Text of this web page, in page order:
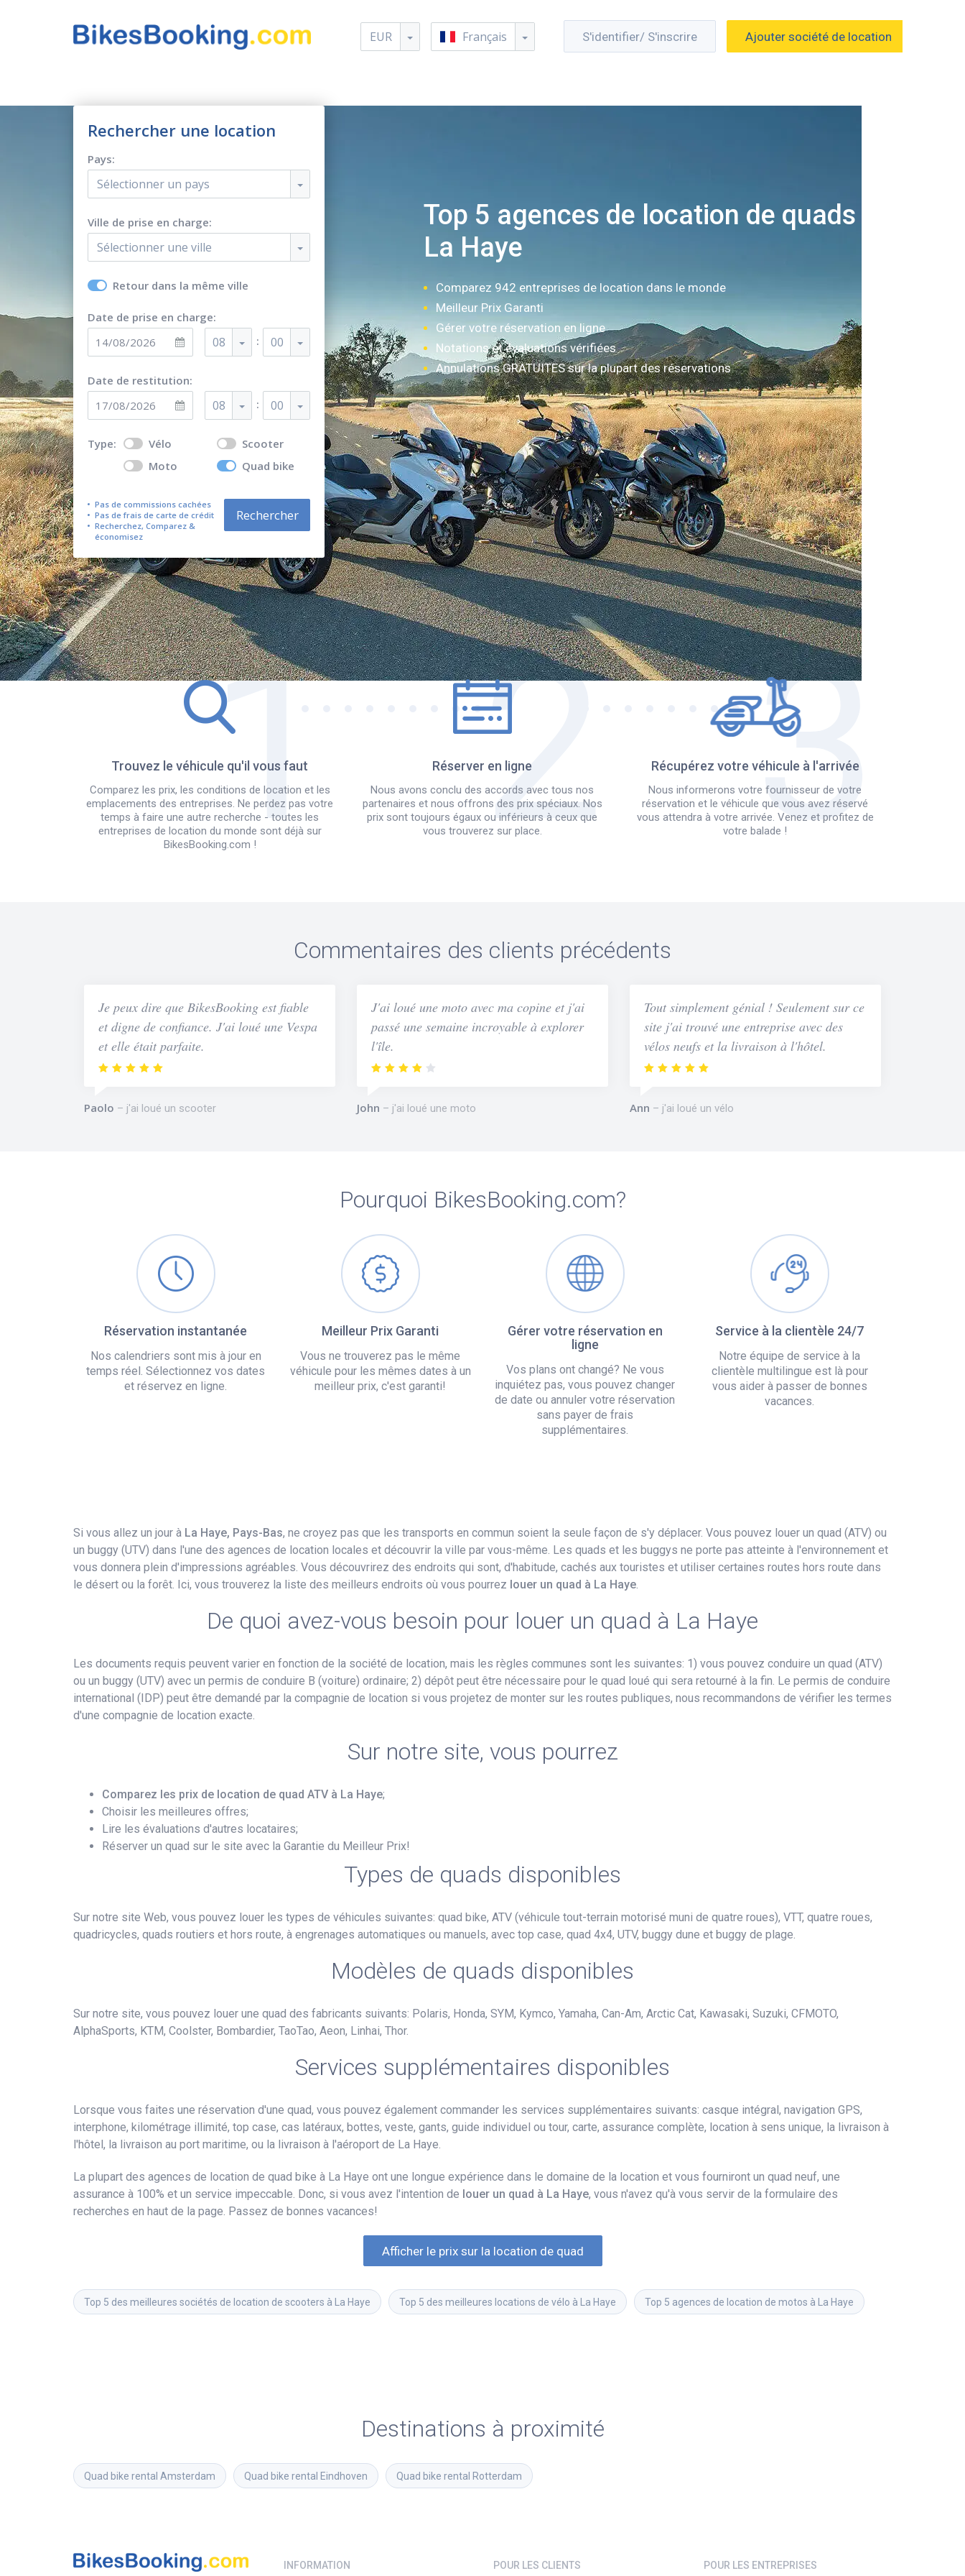
EUR Français S'identifier/ S'inscrire Ajouter société de location
Rechercher une location
Pays:
Sélectionner un pays
Ville de prise en charge:
Sélectionner une ville
Retour dans la même ville
Date de prise en charge:
08 : 00
Date de restitution:
08 : 00
Type: Vélo
Scooter
Moto
Quad bike
Pas de commissions cachées
Pas de frais de carte de crédit
Recherchez, Comparez &
économisez
Rechercher
Top 5 agences de location de quads à
La Haye
Comparez 942 entreprises de location dans le monde
Meilleur Prix Garanti
Gérer votre réservation en ligne
Notations et évaluations vérifiées
Annulations GRATUITES sur la plupart des réservations
Comment ça marche?
Trouvez le véhicule qu'il vous faut
Comparez les prix, les conditions de location et les
emplacements des entreprises. Ne perdez pas votre
temps à faire une autre recherche - toutes les
entreprises de location du monde sont déjà sur
BikesBooking.com !
Réserver en ligne
Nous avons conclu des accords avec tous nos
partenaires et nous offrons des prix spéciaux. Nos
prix sont toujours égaux ou inférieurs à ceux que
vous trouverez sur place.
Récupérez votre véhicule à l'arrivée
Nous informerons votre fournisseur de votre
réservation et le véhicule que vous avez réservé
vous attendra à votre arrivée. Venez et profitez de
votre balade !
Commentaires des clients précédents
Je peux dire que BikesBooking est fiable
et digne de confiance. J'ai loué une Vespa
et elle était parfaite.
Paolo j'ai loué un scooter
J'ai loué une moto avec ma copine et j'ai
passé une semaine incroyable à explorer
l'île.
John j'ai loué une moto
Tout simplement génial ! Seulement sur ce
site j'ai trouvé une entreprise avec des
vélos neufs et la livraison à l'hôtel.
Ann j'ai loué un vélo
Pourquoi BikesBooking.com?
Réservation instantanée
Nos calendriers sont mis à jour en
temps réel. Sélectionnez vos dates
et réservez en ligne.
Meilleur Prix Garanti
Vous ne trouverez pas le même
véhicule pour les mêmes dates à un
meilleur prix, c'est garanti!
Gérer votre réservation en
ligne
Vos plans ont changé? Ne vous
inquiétez pas, vous pouvez changer
de date ou annuler votre réservation
sans payer de frais
supplémentaires.
Service à la clientèle 24/7
Notre équipe de service à la
clientèle multilingue est là pour
vous aider à passer de bonnes
vacances.
Si vous allez un jour à La Haye, Pays-Bas, ne croyez pas que les transports en commun soient la seule façon de s'y déplacer. Vous pouvez louer un quad (ATV) ou
un buggy (UTV) dans l'une des agences de location locales et découvrir la ville par vous-même. Les quads et les buggys ne porte pas atteinte à l'environnement et
vous donnera plein d'impressions agréables. Vous découvrirez des endroits qui sont, d'habitude, cachés aux touristes et utiliser certaines routes hors route dans
le désert ou la forêt. Ici, vous trouverez la liste des meilleurs endroits où vous pourrez louer un quad à La Haye
De quoi avez-vous besoin pour louer un quad à La Haye
Les documents requis peuvent varier en fonction de la société de location, mais les règles communes sont les suivantes: 1) vous pouvez conduire un quad (ATV)
ou un buggy (UTV) avec un permis de conduire B (voiture) ordinaire; 2) dépôt peut être nécessaire pour le quad loué qui sera retourné à la fin. Le permis de conduire
international (IDP) peut être demandé par la compagnie de location si vous projetez de monter sur les routes publiques, nous recommandons de vérifier les termes
d'une compagnie de location exacte.
Sur notre site, vous pourrez
Comparez les prix de location de quad ATV à La Haye;
Choisir les meilleures offres;
Lire les évaluations d'autres locataires;
Réserver un quad sur le site avec la Garantie du Meilleur Prix!
Types de quads disponibles
Sur notre site Web, vous pouvez louer les types de véhicules suivantes: quad bike, ATV (véhicule tout-terrain motorisé muni de quatre roues), VTT, quatre roues,
quadricycles, quads routiers et hors route, à engrenages automatiques ou manuels, avec top case, quad 4x4, UTV, buggy dune et buggy de plage.
Modèles de quads disponibles
Sur notre site, vous pouvez louer une quad des fabricants suivants: Polaris, Honda, SYM, Kymco, Yamaha, Can-Am, Arctic Cat, Kawasaki, Suzuki, CFMOTO,
AlphaSports, KTM, Coolster, Bombardier, TaoTao, Aeon, Linhai, Thor.
Services supplémentaires disponibles
Lorsque vous faites une réservation d'une quad, vous pouvez également commander les services supplémentaires suivants: casque intégral, navigation GPS,
interphone, kilométrage illimité, top case, cas latéraux, bottes, veste, gants, guide individuel ou tour, carte, assurance complète, location à sens unique, la livraison à
l'hôtel, la livraison au port maritime, ou la livraison à l'aéroport de La Haye.
La plupart des agences de location de quad bike à La Haye ont une longue expérience dans le domaine de la location et vous fourniront un quad neuf, une
assurance à 100% et un service impeccable. Donc, si vous avez l'intention de louer un quad à La Haye, vous n'avez qu'à vous servir de la formulaire des
recherches en haut de la page. Passez de bonnes vacances!
Afficher le prix sur la location de quad
Top 5 des meilleures sociétés de location de scooters à La Haye Top 5 des meilleures locations de vélo à La Haye Top 5 agences de location de motos à La Haye
Destinations à proximité
Quad bike rental Amsterdam Quad bike rental Eindhoven Quad bike rental Rotterdam
INFORMATION POUR LES CLIENTS POUR LES ENTREPRISES